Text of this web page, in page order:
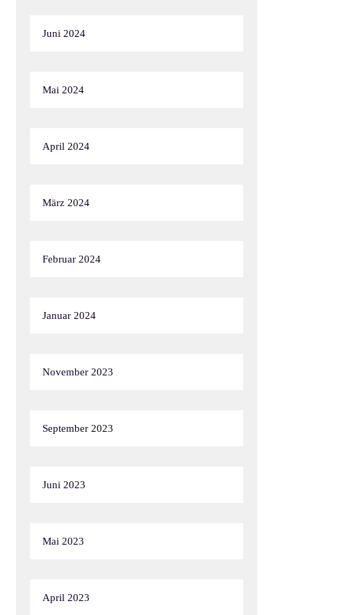
Juni 2024
Mai 2024
April 2024
März 2024
Februar 2024
Januar 2024
November 2023
September 2023
Juni 2023
Mai 2023
April 2023